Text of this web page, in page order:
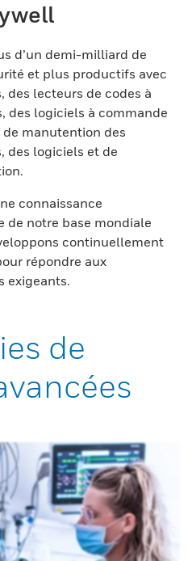
d’un demi-milliard de
et plus productifs avec
des lecteurs de codes à
des logiciels à commande
manutention des
des logiciels et de
connaissance
de notre base mondiale
continuellement
répondre aux
exigeants.
de